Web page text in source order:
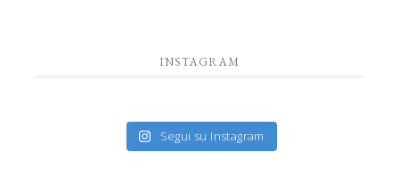
INSTAGRAM
Segui su Instagram